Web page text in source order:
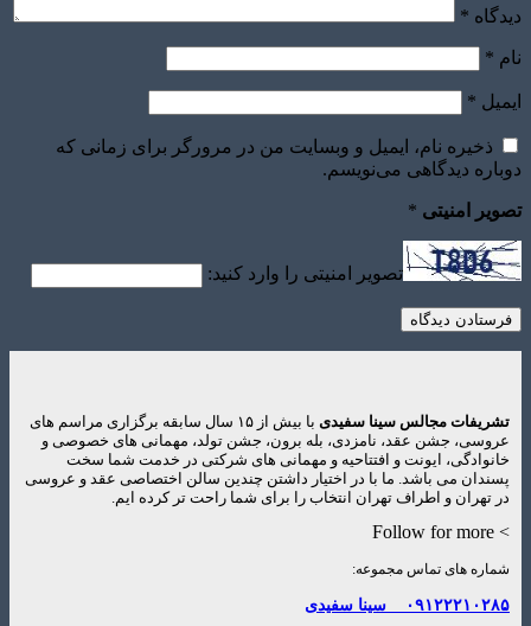
دیدگاه *
نام *
ایمیل *
ذخیره نام، ایمیل و وبسایت من در مرورگر برای زمانی که
دوباره دیدگاهی می‌نویسم.
تصویر امنیتی *
تصویر امنیتی را وارد کنید:
تشریفات مجالس سینا سفیدی
با بیش از ۱۵ سال سابقه برگزاری مراسم های
عروسی، جشن عقد، نامزدی، بله برون، جشن تولد، مهمانی های خصوصی و
خانوادگی، ایونت و افتتاحیه و مهمانی های شرکتی در خدمت شما سخت
پسندان می باشد. ما با در اختیار داشتن چندین سالن اختصاصی عقد و عروسی
در تهران و اطراف تهران انتخاب را برای شما راحت تر کرده ایم.
> Follow for more
شماره های تماس مجموعه:
۰۹۱۲۲۲۱۰۲۸۵ سینا سفیدی